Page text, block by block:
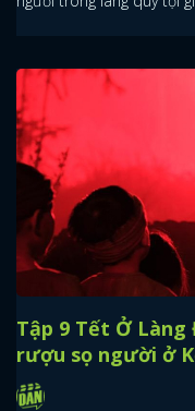
Tập 9 Tết Ở
rượu sọ người ở